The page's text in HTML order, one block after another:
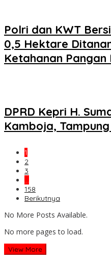
Polri dan KWT
0,5 Hektare
Ketahanan Pangan
DPRD Kepri H.
Kamboja,
1
2
3
…
158
Berikutnya
No More Posts Available.
No more pages to load.
View More